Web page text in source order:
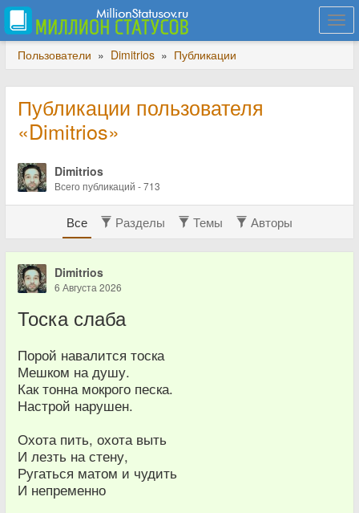
Пользователи » Dimitrios » Публикации
Публикации пользователя
«Dimitrios»
Dimitrios
Всего публикаций - 713
Все Разделы Темы Авторы
Dimitrios
6 Августа 2026
Тоска слаба
Порой навалится тоска
Мешком на душу.
Как тонна мокрого песка.
Настрой нарушен.
Охота пить, охота выть
И лезть на стену,
Ругаться матом и чудить
И непременно